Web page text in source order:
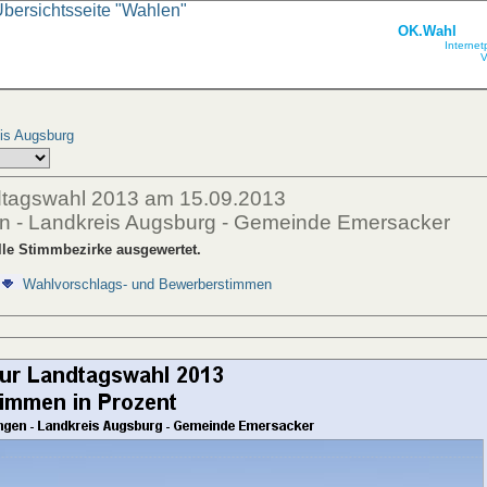
OK.Wahl
"Wahlen"
Augsburg
2013 am 15.09.2013
- Landkreis Augsburg - Gemeinde Emersacker
Stimmbezirke ausgewertet.
Wahlvorschlags- und Bewerberstimmen